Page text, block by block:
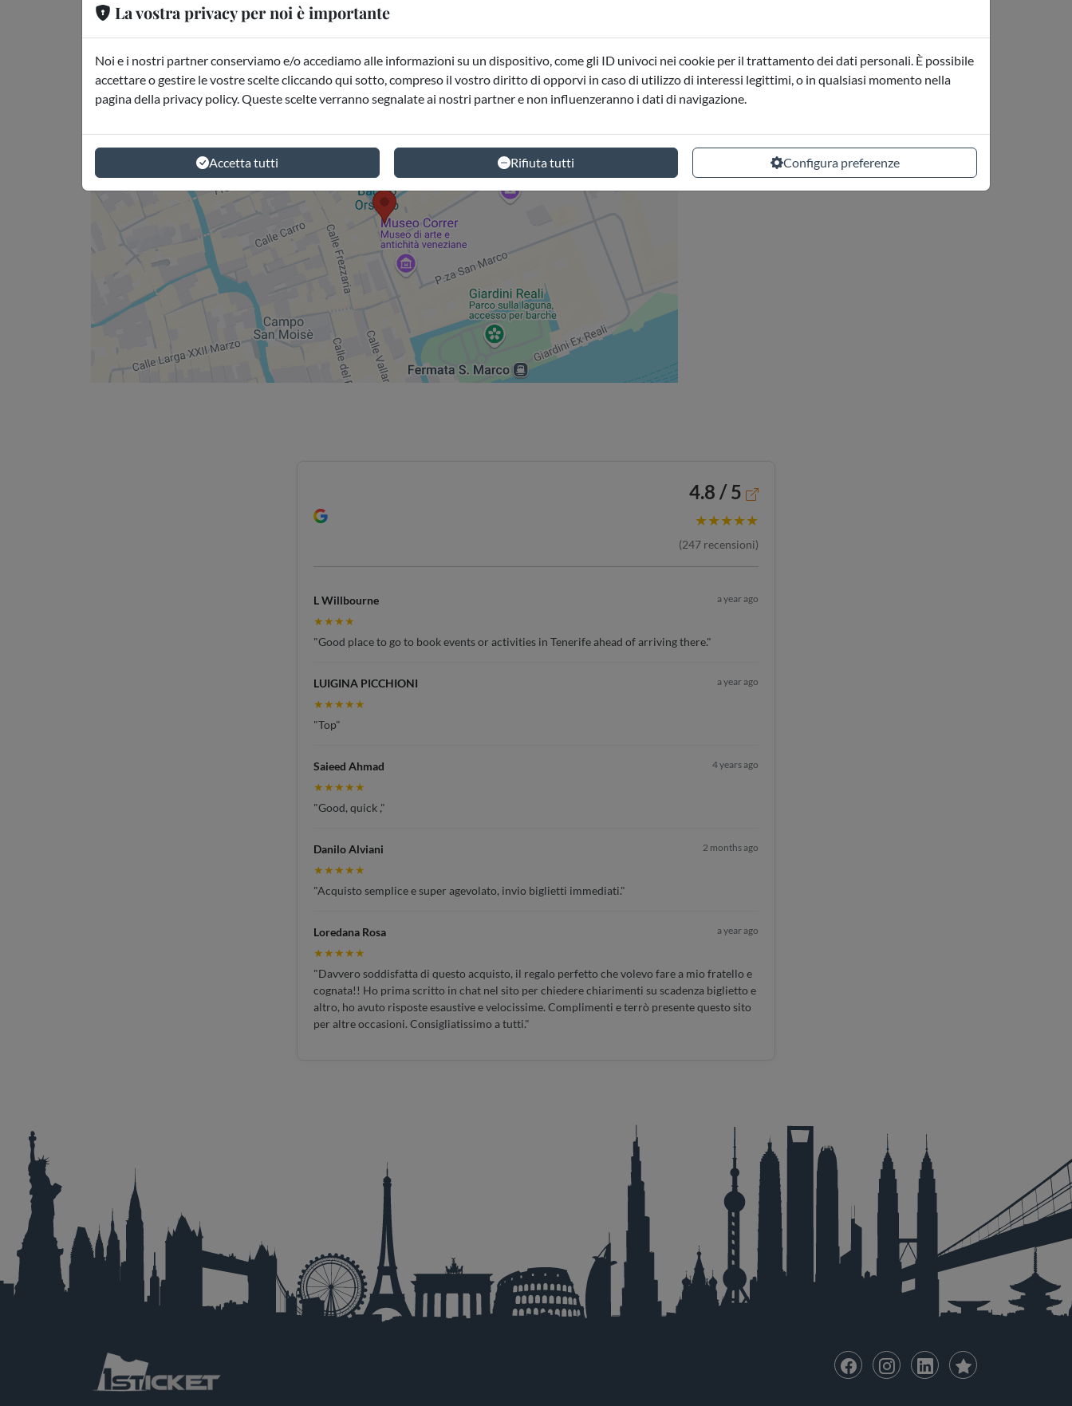
Dove si trova
Venezia
4.8 / 5
★★★★★
(247 recensioni)
L Willbourne a year ago
★★★★
"Good place to go to book events or activities in Tenerife ahead of arriving there."
LUIGINA PICCHIONI a year ago
★★★★★
"Top"
Saieed Ahmad 4 years ago
★★★★★
"Good, quick ,"
Danilo Alviani 2 months ago
★★★★★
"Acquisto semplice e super agevolato, invio biglietti immediati."
Loredana Rosa a year ago
★★★★★
"Davvero soddisfatta di questo acquisto, il regalo perfetto che volevo fare a mio fratello e
cognata!! Ho prima scritto in chat nel sito per chiedere chiarimenti su scadenza biglietto e
altro, ho avuto risposte esaustive e velocissime. Complimenti e terrò presente questo sito
per altre occasioni. Consigliatissimo a tutti."
La vostra privacy per noi è importante
Noi e i nostri partner conserviamo e/o accediamo alle informazioni su un dispositivo, come gli ID univoci nei cookie per il trattamento dei dati personali. È possibile
accettare o gestire le vostre scelte cliccando qui sotto, compreso il vostro diritto di opporvi in caso di utilizzo di interessi legittimi, o in qualsiasi momento nella
pagina della privacy policy. Queste scelte verranno segnalate ai nostri partner e non influenzeranno i dati di navigazione.
Accetta tutti Rifiuta tutti Configura preferenze